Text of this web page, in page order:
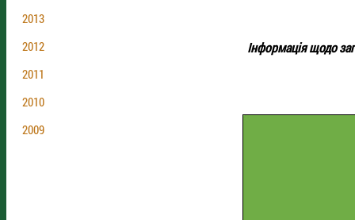
2013
2012
2011
2010
2009
Інформація щодо